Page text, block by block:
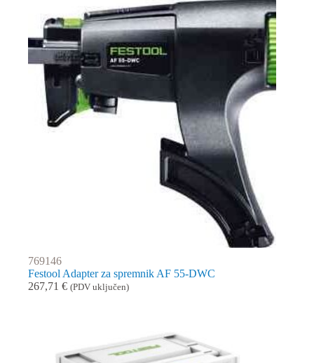
769146
Festool Adapter za spremnik AF 55-DWC
267,71 € (PDV uključen)